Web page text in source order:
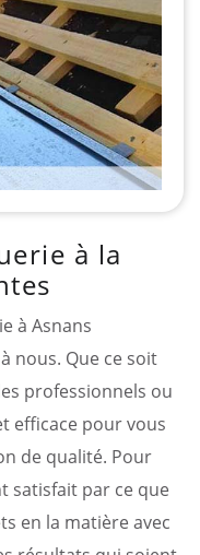
à la
à Asnans
nous. Que ce soit
professionnels ou
efficace pour vous
de qualité. Pour
satisfait par ce que
en la matière avec